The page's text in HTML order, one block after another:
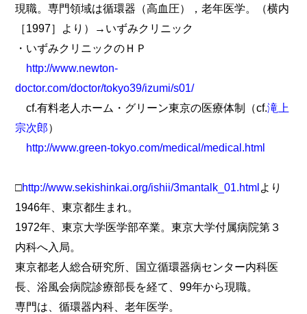
現職。専門領域は循環器（高血圧），老年医学。（横内
［1997］より）→いずみクリニック
・いずみクリニックのＨＰ
http://www.newton-
doctor.com/doctor/tokyo39/izumi/s01/
cf.有料老人ホーム・グリーン東京の医療体制（cf.滝上
宗次郎）
http://www.green-tokyo.com/medical/medical.html
□http://www.sekishinkai.org/ishii/3mantalk_01.htmlより
1946年、東京都生まれ。
1972年、東京大学医学部卒業。東京大学付属病院第３
内科へ入局。
東京都老人総合研究所、国立循環器病センター内科医
長、浴風会病院診療部長を経て、99年から現職。
専門は、循環器内科、老年医学。